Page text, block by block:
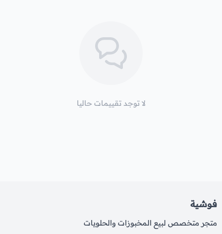
لا توجد تقييمات حاليا
فوشية
متجر متخصص لبيع المخبوزات والحلويات